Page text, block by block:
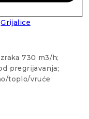
Grijalice
730 m3/h;
pregrijavanja;
toplo/vruće